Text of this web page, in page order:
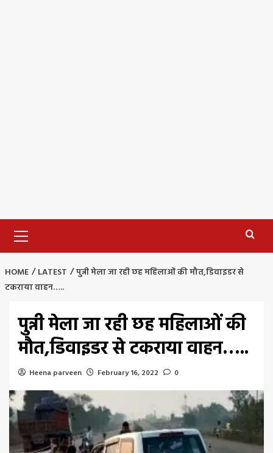
Menu
HOME LATEST
पुन्नी मेला जा रही छह महिलाओं की मौत,डिवाइडर से
टकराया वाहन…..
पुन्नी मेला जा रही छह महिलाओं की
मौत,डिवाइडर से टकराया वाहन…..
Heena parveen February 16, 2022 0